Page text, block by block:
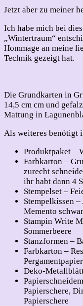
Jetzt aber zu meiner
Ich habe mich bei
„Wintertraum“
Hommage an meine
Technik gezeigt hat.
Die Grundkarten in
14,5 cm cm und
Mattung in
Als weiteres benötigt
Produktpaket –
Farbkarton –
zurecht
ihr habt dann 4
Stempelset –
Stempelkissen
Memento
Stampin Write
Sommerbeere
Stanzformen –
Farbkarton –
Pergamentpapier
Deko-
Papierschere,
Papierschere